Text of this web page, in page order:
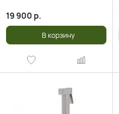
19 900 р.
В корзину